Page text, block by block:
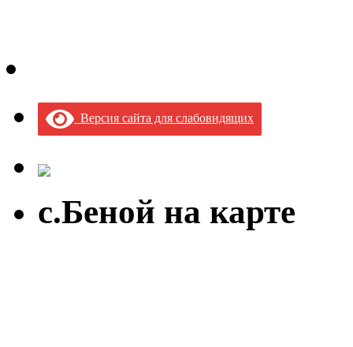
Версия сайта для слабовидящих
с.Беной на карте